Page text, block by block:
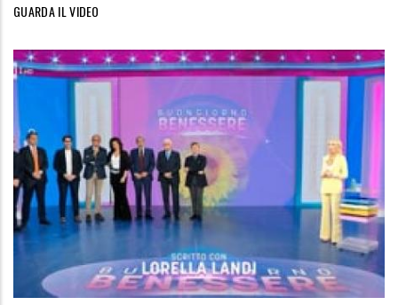
GUARDA IL VIDEO